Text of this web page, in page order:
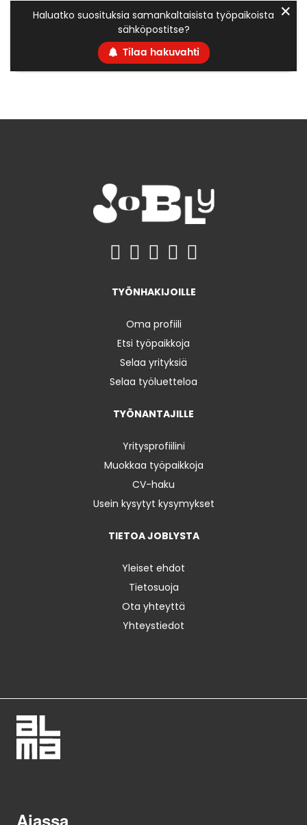
Haluatko suosituksia samankaltaisista työpaikoista
sähköpostitse?
Tilaa hakuvahti
✕
TYÖNHAKIJOILLE
Oma profiili
Etsi työpaikkoja
Selaa yrityksiä
Selaa työluetteloa
TYÖNANTAJILLE
Yritysprofiilini
Muokkaa työpaikkoja
CV-haku
Usein kysytyt kysymykset
TIETOA JOBLYSTA
Yleiset ehdot
Tietosuoja
Ota yhteyttä
Yhteystiedot